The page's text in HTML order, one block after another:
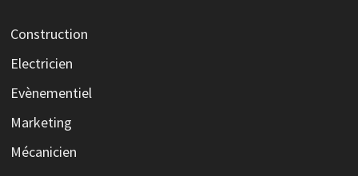
Construction
Electricien
Evènementiel
Marketing
Mécanicien